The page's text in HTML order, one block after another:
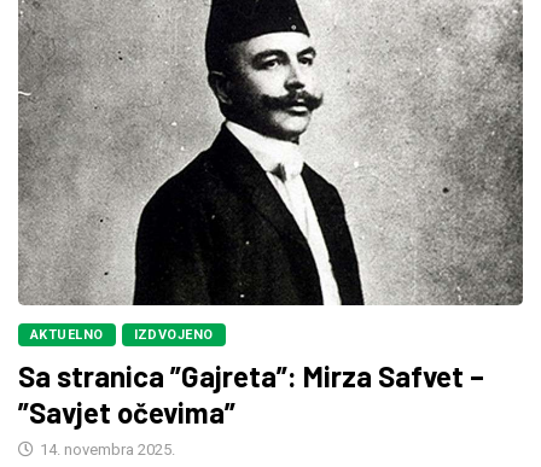
AKTUELNO IZDVOJENO
Sa stranica ”Gajreta”: Mirza Safvet –
”Savjet očevima”
14. novembra 2025.